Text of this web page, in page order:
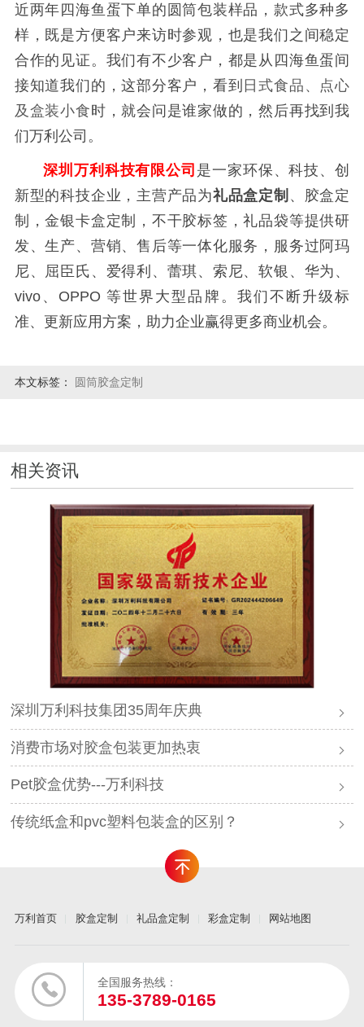
近两年四海鱼蛋下单的 圆筒包装样品，款式多种多
样，既是方便客户来访时参观，也是我们之间稳定
合作的见证。我们有不少客户，都是从 四海鱼蛋间
接知道我们的，这部分客户，看到 日式食品、点心
及盒装小食时，就会问是谁家做的，然后再找到我
们万利公司。
深圳万利科技有限公司 是一家环保、科技、创
新型的科技企业，主营产品为礼品盒定制 、胶盒定
制，金银卡盒定制，不干胶标签，礼品袋等提供研
发、生产、营销、售后等一体化服务，服务过阿玛
尼、屈臣氏、爱得利、蕾琪、索尼、软银、华为、
vivo、OPPO 等世界大型品牌。我们不断升级标
准、更新应用方案，助力企业赢得更多商业机会。
本文标签： 圆筒胶盒定制
相关资讯
深圳万利科技集团35周年庆典
消费市场对胶盒包装更加热衷
Pet胶盒优势---万利科技
传统纸盒和pvc塑料包装盒的区别？
万利首页 胶盒定制 礼品盒定制 彩盒定制 网站地图
全国服务热线：
135-3789-0165